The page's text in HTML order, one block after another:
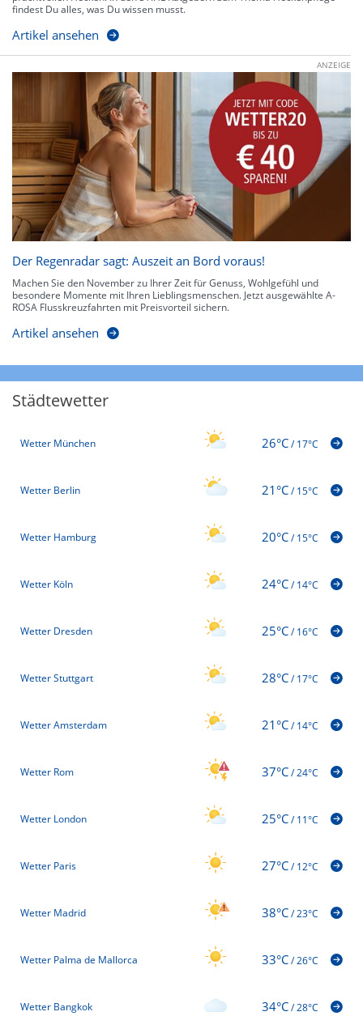
findest Du alles, was Du wissen musst.
Artikel ansehen
ANZEIGE
Der Regenradar sagt: Auszeit an Bord voraus!
Machen Sie den November zu Ihrer Zeit für Genuss, Wohlgefühl und
besondere Momente mit Ihren Lieblingsmenschen. Jetzt ausgewählte A-
ROSA Flusskreuzfahrten mit Preisvorteil sichern.
Artikel ansehen
Städtewetter
Wetter München 26°C/17°C
Wetter Berlin 21°C/15°C
Wetter Hamburg 20°C/15°C
Wetter Köln 24°C/14°C
Wetter Dresden 25°C/16°C
Wetter Stuttgart 28°C/17°C
Wetter Amsterdam 21°C/14°C
Wetter Rom 37°C/24°C
Wetter London 25°C/11°C
Wetter Paris 27°C/12°C
Wetter Madrid 38°C/23°C
Wetter Palma de Mallorca 33°C/26°C
Wetter Bangkok 34°C/28°C